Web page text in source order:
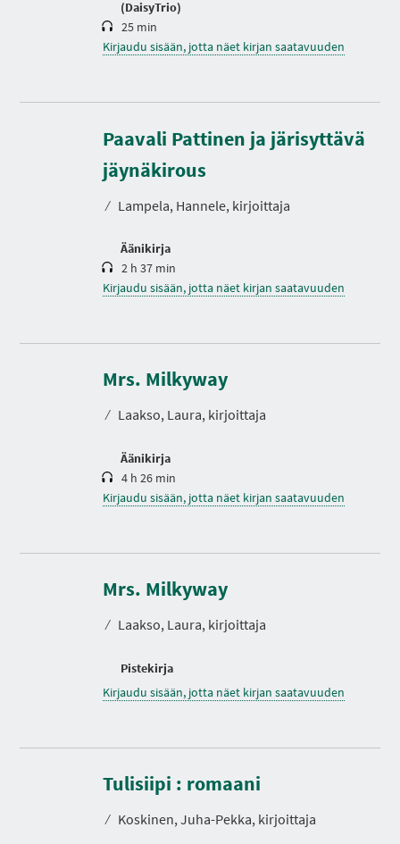
(DaisyTrio)
25 min
Kirjaudu sisään, jotta näet kirjan saatavuuden
Paavali Pattinen ja järisyttävä
jäynäkirous
⁄ Lampela, Hannele, kirjoittaja
Äänikirja
K
e
s
t
2 h 37 min
Kirjaudu sisään, jotta näet kirjan saatavuuden
Mrs. Milkyway
⁄ Laakso, Laura, kirjoittaja
Äänikirja
K
s
t
4 h 26 min
Kirjaudu sisään, jotta näet kirjan saatavuuden
Mrs. Milkyway
⁄ Laakso, Laura, kirjoittaja
Pistekirja
Kirjaudu sisään, jotta näet kirjan saatavuuden
Tulisiipi : romaani
⁄ Koskinen, Juha-Pekka, kirjoittaja
K
s
t